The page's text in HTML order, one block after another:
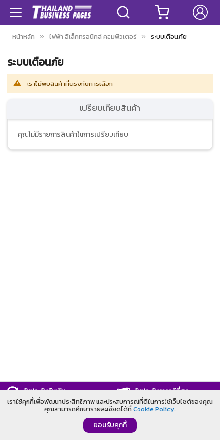
เราใช้คุกกี้เพื่อพัฒนาประสิทธิภาพ และประสบการณ์ที่ดีในการใช้เว็บไซต์ของคุณ
คุณสามารถศึกษารายละเอียดได้ที่Cookie Policy.
ยอมรับคุกกี้
หน้าหลัก ไฟฟ้า อิเล็กทรอนิกส์ คอมพิวเตอร์ ระบบเตือนภัย
ระบบเตือนภัย
เราไม่พบสินค้าที่ตรงกับการเลือก
เปรียบเทียบสินค้า
คุณไม่มีรายการสินค้าในการเปรียบเทียบ
รับประกันคืนเงิน
รับประกันราคาดีที่สุด
รับประกันคุณภาพดีที่สุด
ปรึกษาออนไลน์
©T.B.P. Publication Company Limited. All Rights Reserved.